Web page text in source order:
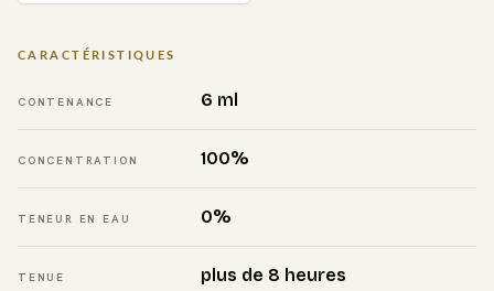
CARACTÉRISTIQUES
CONTENANCE 6 ml
CONCENTRATION 100%
TENEUR EN EAU 0%
TENUE plus de 8 heures